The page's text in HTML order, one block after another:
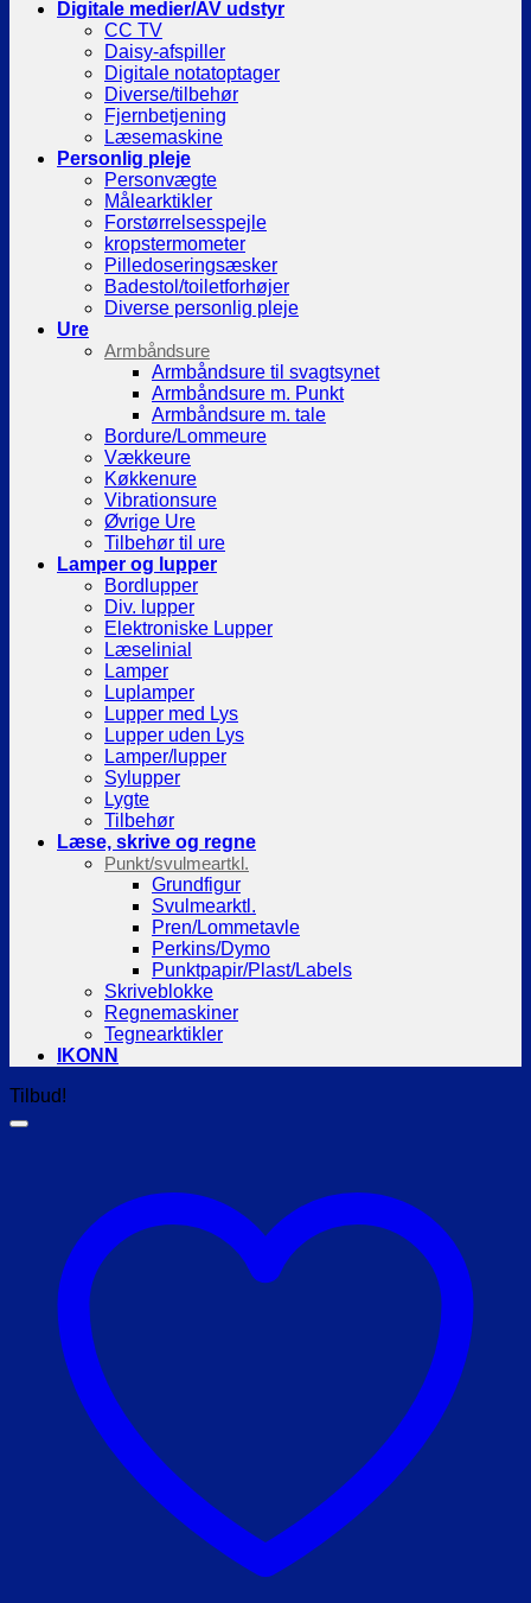
Digitale medier/AV udstyr
CC TV
Daisy-afspiller
Digitale notatoptager
Diverse/tilbehør
Fjernbetjening
Læsemaskine
Personlig pleje
Personvægte
Målearktikler
Forstørrelsesspejle
kropstermometer
Pilledoseringsæsker
Badestol/toiletforhøjer
Diverse personlig pleje
Ure
Armbåndsure
Armbåndsure til svagtsynet
Armbåndsure m. Punkt
Armbåndsure m. tale
Bordure/Lommeure
Vækkeure
Køkkenure
Vibrationsure
Øvrige Ure
Tilbehør til ure
Lamper og lupper
Bordlupper
Div. lupper
Elektroniske Lupper
Læselinial
Lamper
Luplamper
Lupper med Lys
Lupper uden Lys
Lamper/lupper
Sylupper
Lygte
Tilbehør
Læse, skrive og regne
Punkt/svulmeartkl.
Grundfigur
Svulmearktl.
Pren/Lommetavle
Perkins/Dymo
Punktpapir/Plast/Labels
Skriveblokke
Regnemaskiner
Tegnearktikler
IKONN
Tilbud!